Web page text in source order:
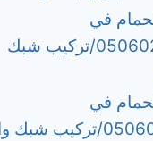
في
الشارقة/0506025079/تركيب شبك
في
عجمان/0506025079/